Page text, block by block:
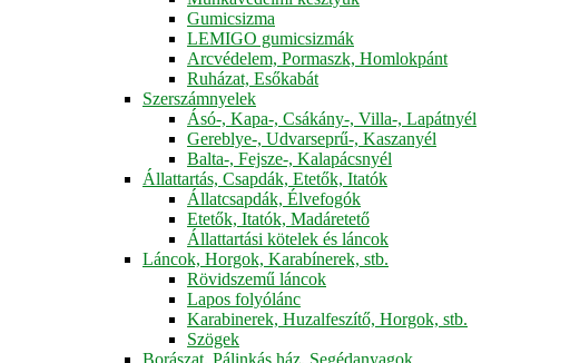
Gumicsizma
LEMIGO gumicsizmák
Arcvédelem, Pormaszk, Homlokpánt
Ruházat, Esőkabát
Szerszámnyelek
Ásó-, Kapa-, Csákány-, Villa-, Lapátnyél
Gereblye-, Udvarseprű-, Kaszanyél
Balta-, Fejsze-, Kalapácsnyél
Állattartás, Csapdák, Etetők, Itatók
Állatcsapdák, Élvefogók
Etetők, Itatók, Madáretető
Állattartási kötelek és láncok
Láncok, Horgok, Karabínerek, stb.
Rövidszemű láncok
Lapos folyólánc
Karabinerek, Huzalfeszítő, Horgok, stb.
Szögek
Borászat, Pálinkás ház, Segédanyagok